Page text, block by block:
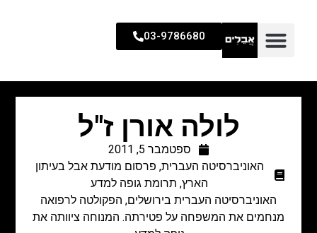
03-9786680
לולה אורן ז"ל
ספטמבר 5, 2011
האוניברסיטה העברית, פרסום מודעת אבל בעיתון
הארץ, תרומת גופה למדע
האוניברסיטה העברית בירושלים, הפקולטה לרפואה
מנחמים את המשפחה על פטירתה. המנוחה ציוותה את